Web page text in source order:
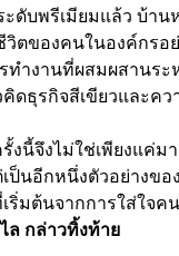
ดับพรีเมียมแล้ว บ้าน
ของคนในองค์กรอย่
ทำงานที่ผสมผสานร
ดธุรกิจสีเขียวและคว
งนี้จึงไม่ใช่เพียงแค่ม
ป็นอีกหนึ่งตัวอย่างขอ
ริ่มต้นจากการใส่ใจค
ล กล่าวทิ้งท้าย